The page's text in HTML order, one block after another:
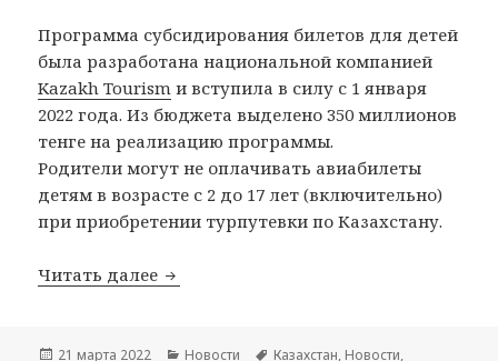
Программа субсидирования билетов для детей
была разработана национальной компанией
Kazakh Tourism и вступила в силу с 1 января
2022 года. Из бюджета выделено 350 миллионов
тенге на реализацию программы.
Родители могут не оплачивать авиабилеты
детям в возрасте с 2 до 17 лет (включительно)
при приобретении турпутевки по Казахстану.
Читать далее Kids Go Free — программа для
Опубликовано
21 марта 2022 Рубрики
Новости Метки
Казахстан, Новости,